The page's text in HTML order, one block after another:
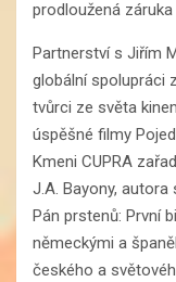
prodloužená
Partnerství s Jiřím
globální spolupráci
tvůrci ze světa
úspěšné filmy
Kmeni CUPRA
J.A. Bayony,
Pán prstenů: První
německými a
českého a